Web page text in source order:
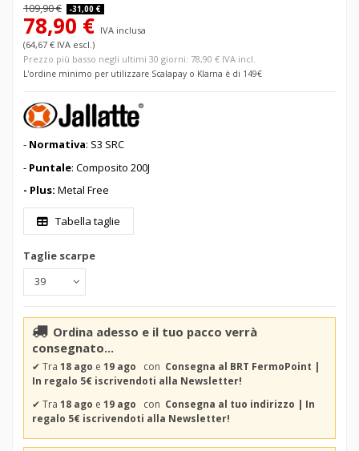
109,90 € -31,00 €
78,90 € IVA inclusa
(64,67 € IVA escl.)
Prezzo più basso negli ultimi 30 giorni: 78,90 € IVA incl.
L'ordine minimo per utilizzare Scalapay o Klarna è di 149€
- Normativa: S3 SRC
- Puntale: Composito 200J
- Plus: Metal Free
Tabella taglie
Taglie scarpe
Ordina adesso e il tuo pacco verrà
consegnato...
✔ Tra 18 ago e 19 ago con Consegna al BRT FermoPoint |
In regalo 5€ iscrivendoti alla Newsletter!
✔ Tra 18 ago e 19 ago con Consegna al tuo indirizzo | In
regalo 5€ iscrivendoti alla Newsletter!